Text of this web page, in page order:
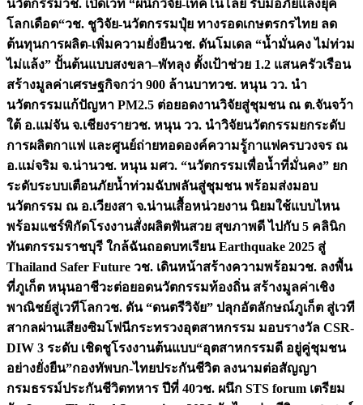
นวัตกรรมวช. เปิดเวที “ผนึกวิจัย-เทคโนโลยี รับมือภัยแล้งยุค
โลกเดือด“วช. ชูวิจัย-นวัตกรรมปุ๋ย ทางรอดเกษตรกรไทย ลด
ต้นทุนการผลิต-เพิ่มความยั่งยืนวช. ดันโมเดล “น้ำมั่นคง ไม่ท่วม
ไม่แล้ง” ปั้นต้นแบบสงขลา–พัทลุง ตั้งเป้าช่วย 1.2 แสนครัวเรือน
สร้างมูลค่าเศรษฐกิจกว่า 900 ล้านบาทวช. หนุน วว. นำ
นวัตกรรมแก้ปัญหา PM2.5 ต่อยอดงานวิจัยสู่ชุมชน ณ ต.จันจว้า
ใต้ อ.แม่จัน จ.เชียงรายวช. หนุน วว. นำวิจัยนวัตกรรมยกระดับ
การผลิตกาแฟ และศูนย์ถ่ายทอดองค์ความรู้กาแฟครบวงจร ณ
อ.แม่จริม จ.น่านวช. หนุน มศว. “นวัตกรรมเพื่อน้ำที่มั่นคง” ยก
ระดับระบบเตือนภัยน้ำท่วมฉับพลันสู่ชุมชน พร้อมส่งมอบ
นวัตกรรม ณ อ.เวียงสา จ.น่านเสื้อหน่วยงาน นิยมใช้แบบไหน
พร้อมแชร์พิกัดโรงงานสั่งผลิตฟันสวย สุขภาพดี ไปกับ 5 คลินิก
ทันตกรรมราชบุรี ใกล้ฉันถอดบทเรียน Earthquake 2025 สู่
Thailand Safer Future วช. เดินหน้าสร้างความพร้อมวช. ลงพื้น
ที่ภูเก็ต หนุนอาชีวะต่อยอดนวัตกรรมท้องถิ่น สร้างมูลค่าเชิง
พาณิชย์สู่เวทีโลกวช. ดัน “ดนตรีวิจัย” ปลุกอัตลักษณ์ภูเก็ต สู่เวที
สากลผ่านเสียงซิมโฟนีกระทรวงอุตสาหกรรม มอบรางวัล CSR-
DIW 3 ระดับ เชิดชูโรงงานต้นแบบ“อุตสาหกรรมดี อยู่คู่ชุมชน
อย่างยั่งยืน”กองทัพบก-ไทยประกันชีวิต ลงนามต่อสัญญา
กรมธรรม์ประกันชีวิตทหาร ปีที่ 40วช. ผนึก STS forum เตรียม